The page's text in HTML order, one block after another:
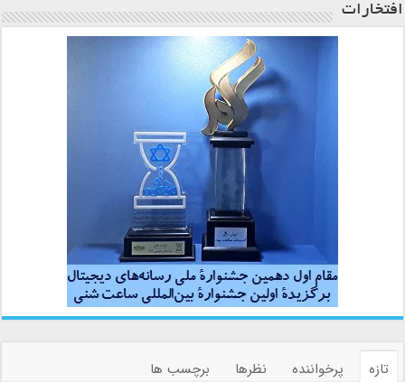
افتخارات
تازه پرخواننده نظرها
برچسب ها